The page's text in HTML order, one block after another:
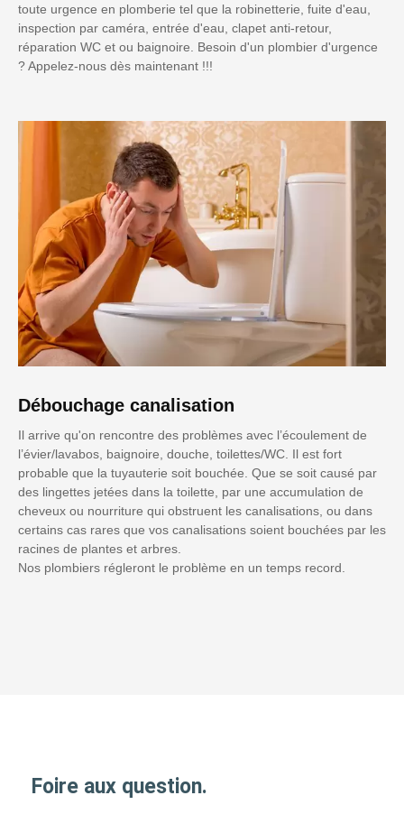
toute urgence en plomberie tel que la robinetterie, fuite d'eau,
inspection par caméra, entrée d'eau, clapet anti-retour,
réparation WC et ou baignoire. Besoin d'un plombier d'urgence
? Appelez-nous dès maintenant !!!
Débouchage canalisation
Il arrive qu'on rencontre des problèmes avec l’écoulement de
l’évier/lavabos, baignoire, douche, toilettes/WC. Il est fort
probable que la tuyauterie soit bouchée. Que se soit causé par
des lingettes jetées dans la toilette, par une accumulation de
cheveux ou nourriture qui obstruent les canalisations, ou dans
certains cas rares que vos canalisations soient bouchées par les
racines de plantes et arbres.
Nos plombiers régleront le problème en un temps record.
Foire aux question.